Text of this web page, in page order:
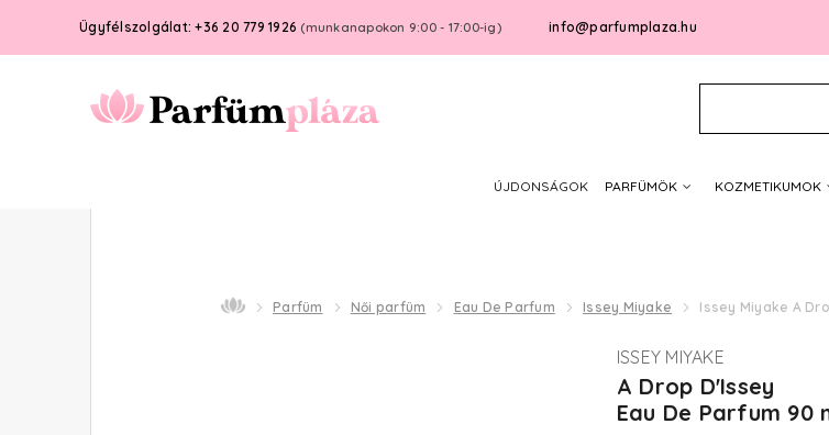
Ügyfélszolgálat: +36 20 779 1926 (munkanapokon 9:00 - 17:00-ig) info@parfumplaza.hu
ÚJDONSÁGOK PARFÜMÖK KOZMETIKUMOK
Parfüm Női parfüm Eau De Parfum Issey Miyake Issey Miyake A
ISSEY MIYAKE
A Drop D'Issey
Eau De Parfum 90